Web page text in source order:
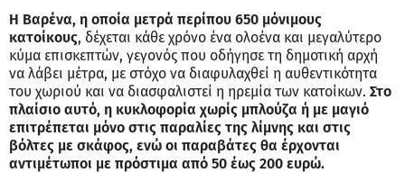
Η Βαρένα, η οποία μετρά περίπου 650 μόνιμους
κατοίκους, δέχεται κάθε χρόνο ένα ολοένα και μεγαλύτερο
κύμα επισκεπτών, γεγονός που οδήγησε τη δημοτική αρχή
να λάβει μέτρα, με στόχο να διαφυλαχθεί η αυθεντικότητα
του χωριού και να διασφαλιστεί η ηρεμία των κατοίκων. Στο
πλαίσιο αυτό, η κυκλοφορία χωρίς μπλούζα ή με μαγιό
επιτρέπεται μόνο στις παραλίες της λίμνης και στις
βόλτες με σκάφος, ενώ οι παραβάτες θα έρχονται
αντιμέτωποι με πρόστιμα από 50 έως 200 ευρώ.